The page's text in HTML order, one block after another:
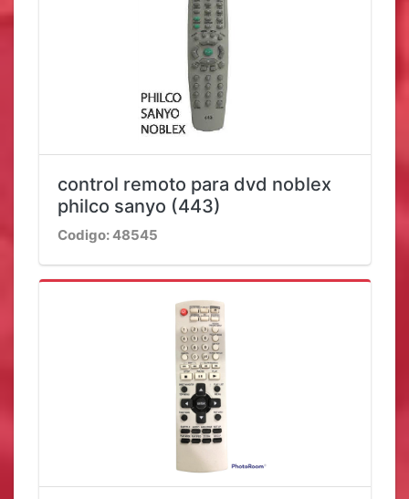
control remoto para dvd noblex
philco sanyo (443)
Codigo: 48545